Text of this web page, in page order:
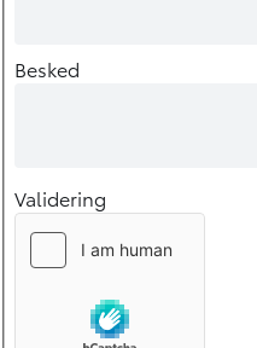
Besked
Validering